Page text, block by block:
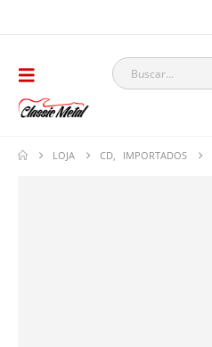
LOJA CD IMPORTADOS